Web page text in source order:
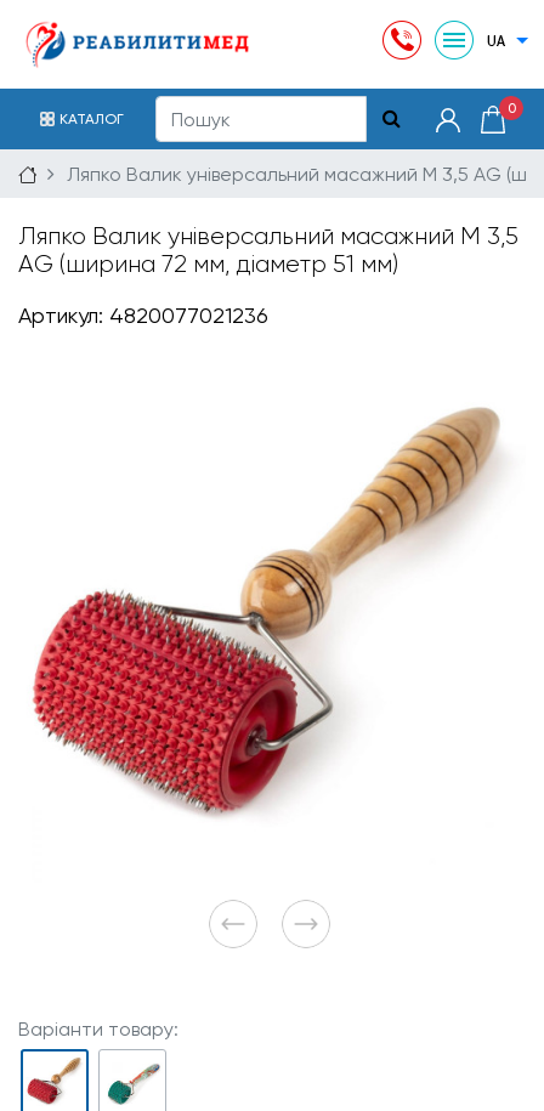
КАТАЛОГ
0
Ляпко Валик універсальний масажний М 3,5 AG
Ляпко Валик універсальний масажний М 3,5
AG (ширина 72 мм, діаметр 51 мм)
Артикул: 4820077021236
Варіанти товару: